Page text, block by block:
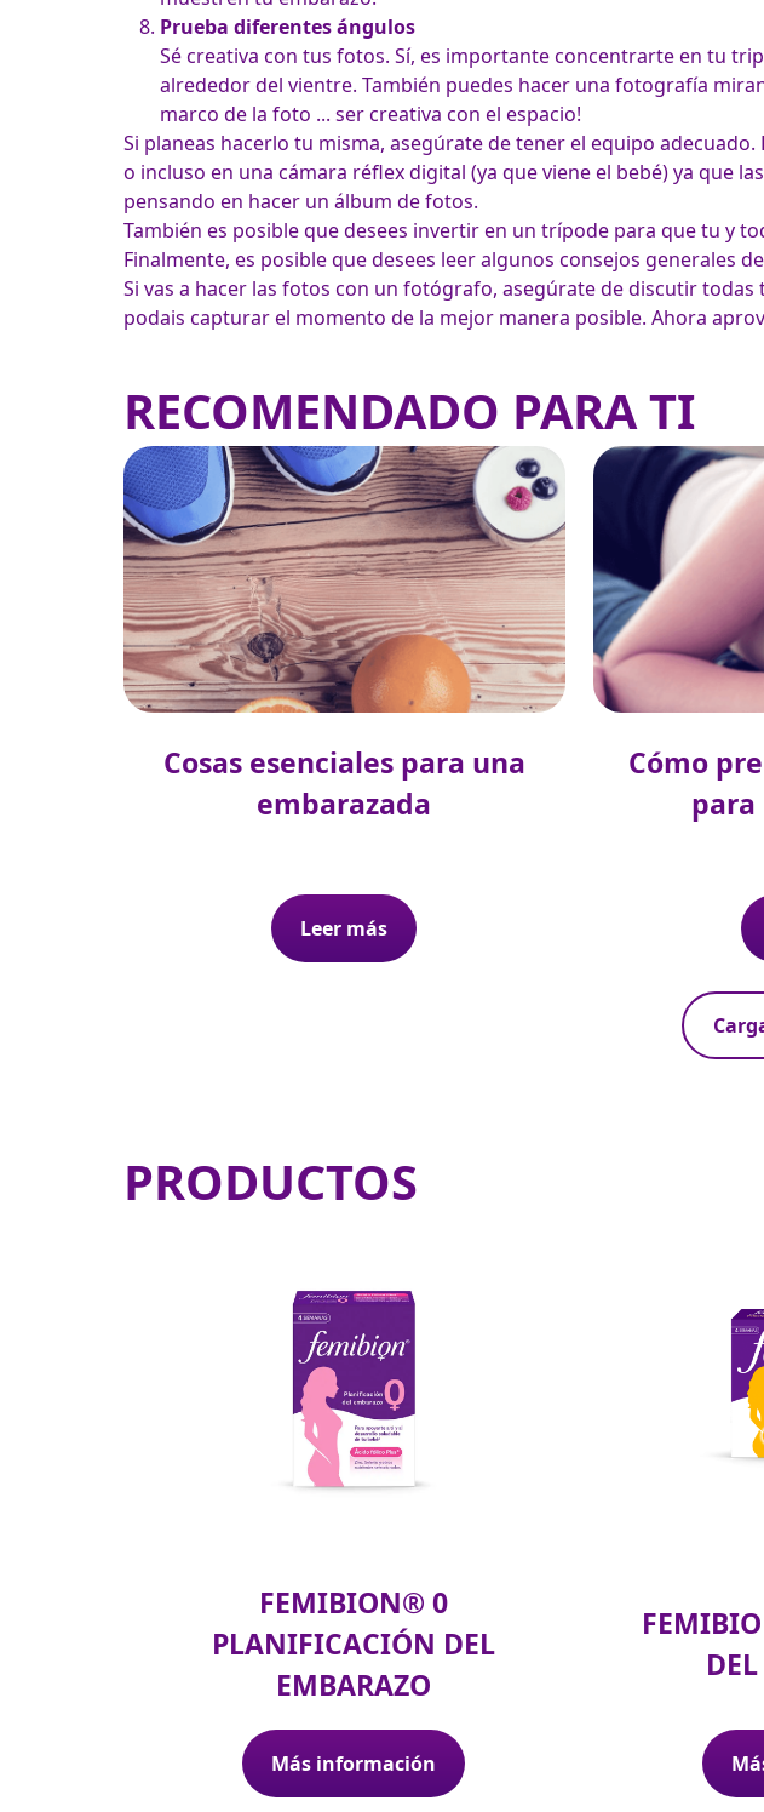
Prueba diferentes ángulos
Sé creativa con tus fotos. Sí, es importante concentrarte en tu
alrededor del vientre. También puedes hacer una fotografía
marco de la foto ... ser creativa con el espacio!
Si planeas hacerlo tu misma, asegúrate de tener el equipo
o incluso en una cámara réflex digital (ya que viene el bebé) ya que
pensando en hacer un álbum de fotos.
También es posible que desees invertir en un trípode para que tu y
Finalmente, es posible que desees leer algunos consejos
Si vas a hacer las fotos con un fotógrafo, asegúrate de discutir
podais capturar el momento de la mejor manera posible. Ahora
RECOMENDADO PARA TI
Cosas esenciales para una
embarazada
Leer más
Cómo
para
PRODUCTOS
FEMIBION® 0
PLANIFICACIÓN DEL
EMBARAZO
Más información